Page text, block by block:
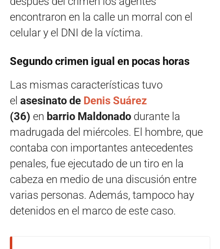
encontraron en la calle un morral con el
celular y el DNI de la víctima.
Segundo crimen igual en pocas horas
Las mismas características tuvo
el asesinato de Denis Suárez
(36) en barrio Maldonado durante la
madrugada del miércoles. El hombre, que
contaba con importantes antecedentes
penales, fue ejecutado de un tiro en la
cabeza en medio de una discusión entre
varias personas. Además, tampoco hay
detenidos en el marco de este caso.